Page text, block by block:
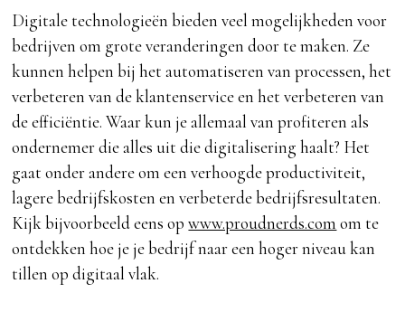
Digitale technologieën bieden veel mogelijkheden voor
bedrijven om grote veranderingen door te maken. Ze
kunnen helpen bij het automatiseren van processen, het
verbeteren van de klantenservice en het verbeteren van
de efficiëntie. Waar kun je allemaal van profiteren als
ondernemer die alles uit die digitalisering haalt? Het
gaat onder andere om een verhoogde productiviteit,
lagere bedrijfskosten en verbeterde bedrijfsresultaten.
Kijk bijvoorbeeld eens opwww.proudnerds.com om te
ontdekken hoe je je bedrijf naar een hoger niveau kan
tillen op digitaal vlak.